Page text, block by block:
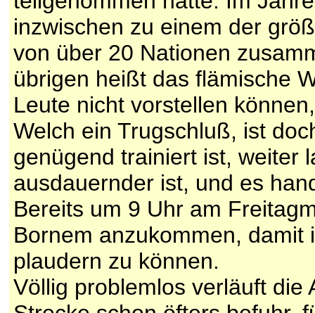
inzwischen zu einem der
von über 20 Nationen
übrigen heißt das flämische
Leute nicht vorstellen
Welch ein Trugschluß, ist
genügend trainiert ist, weiter
ausdauernder ist, und es
Bereits um 9 Uhr am
Bornem anzukommen,
plaudern zu können.
Völlig problemlos verläuft die